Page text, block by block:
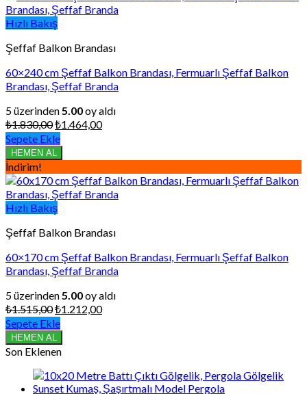
Hızlı Bakış
Şeffaf Balkon Brandası
60×240 cm Şeffaf Balkon Brandası, Fermuarlı Şeffaf Balkon
Brandası, Şeffaf Branda
5 üzerinden 5.00oy aldı
₺1.830,00Orijinal
fiyat:
₺1.830,00.
₺1.464,00Şu
₺1.464,00.
Sepete Ekle
HEMEN AL
İndirim!
Hızlı Bakış
Şeffaf Balkon Brandası
60×170 cm Şeffaf Balkon Brandası, Fermuarlı Şeffaf Balkon
Brandası, Şeffaf Branda
5 üzerinden 5.00oy aldı
₺1.515,00Orijinal
fiyat:
₺1.515,00.
₺1.212,00Şu
Sepete Ekle
HEMEN AL
Son Eklenen